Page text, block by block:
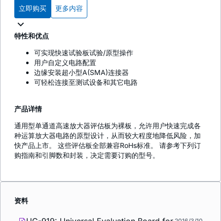
立即购买 更多内容
特性和优点
可实现快速试验板试验/原型操作
用户自定义电路配置
边缘安装超小型A(SMA)连接器
可轻松连接至测试设备和其它电路
产品详情
通用型单通道高速放大器评估板为裸板，允许用户快速完成各
种运算放大器电路的原型设计，从而较大程度地降低风险，加
快产品上市。 这些评估板全部兼容RoHs标准。 请参考下列订
购指南和引脚数和封装，决定需要订购的型号。
资料